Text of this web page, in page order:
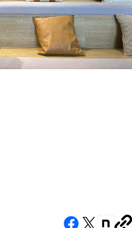
Facebook（新
X（新 note（新